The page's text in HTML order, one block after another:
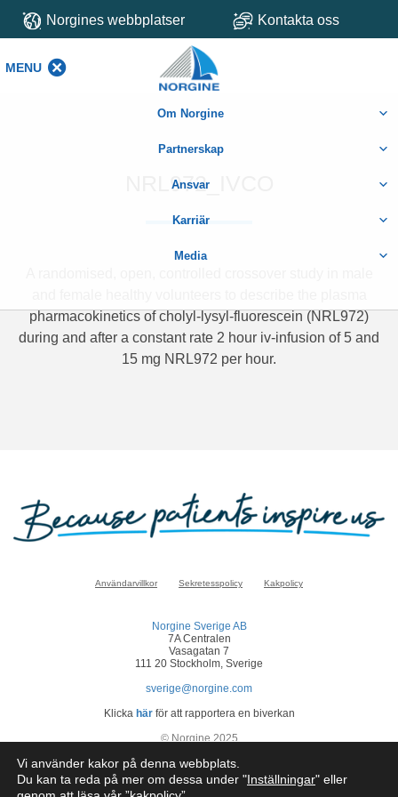
Norgines webbplatser Kontakta oss
MENU
Om Norgine
Partnerskap
Ansvar
Karriär
Media
NRL972_IVCO
pharmacokinetics of cholyl-lysyl-fluorescein (NRL972)
during and after a constant rate 2 hour iv-infusion of 5 and
15 mg NRL972 per hour.
Användarvillkor Sekretesspolicy Kakpolicy
Norgine Sverige AB
7A Centralen
Vasagatan 7
111 20 Stockholm, Sverige
sverige@norgine.com
Klicka härför att rapportera en biverkan
© Norgine 2025
varumärken som Norgines företagsgrupp äger eller har licens till.
SE-COR-NP-2200050
Vi använder kakor på denna webbplats.
Du kan ta reda på mer om dessa under "Inställningar" eller